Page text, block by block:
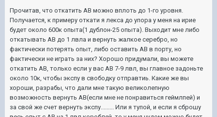
Прочитав, что откатить АВ можно вплоть до 1-го уровня.
Получается, к примеру откати я лекса до упора у меня на ирие
будет около 600к опыта(1 дублон-25 опыта). Выходит мне либо
откатывать АВ до 1 лвла и вернуть жалкое серебро, но
фактически потерять опыт, либо оставить АВ в порту, но
фактически не играть за них? Хорошо придумали, вы можете
откатить АВ, только если у вас АВ 7-9 лвл, вы главное задоньте
около 10к, чтобы экспу в свободку отправтиь. Какие же вы
хороши, разрабы, что дали мне такую великолепную
возможность вернуть АВ(если мне не понравиться геймлпей) и
за свой же счет вернуть экспу......... Или я тупой, и если я сброшу